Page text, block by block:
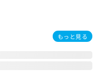
もっと見る